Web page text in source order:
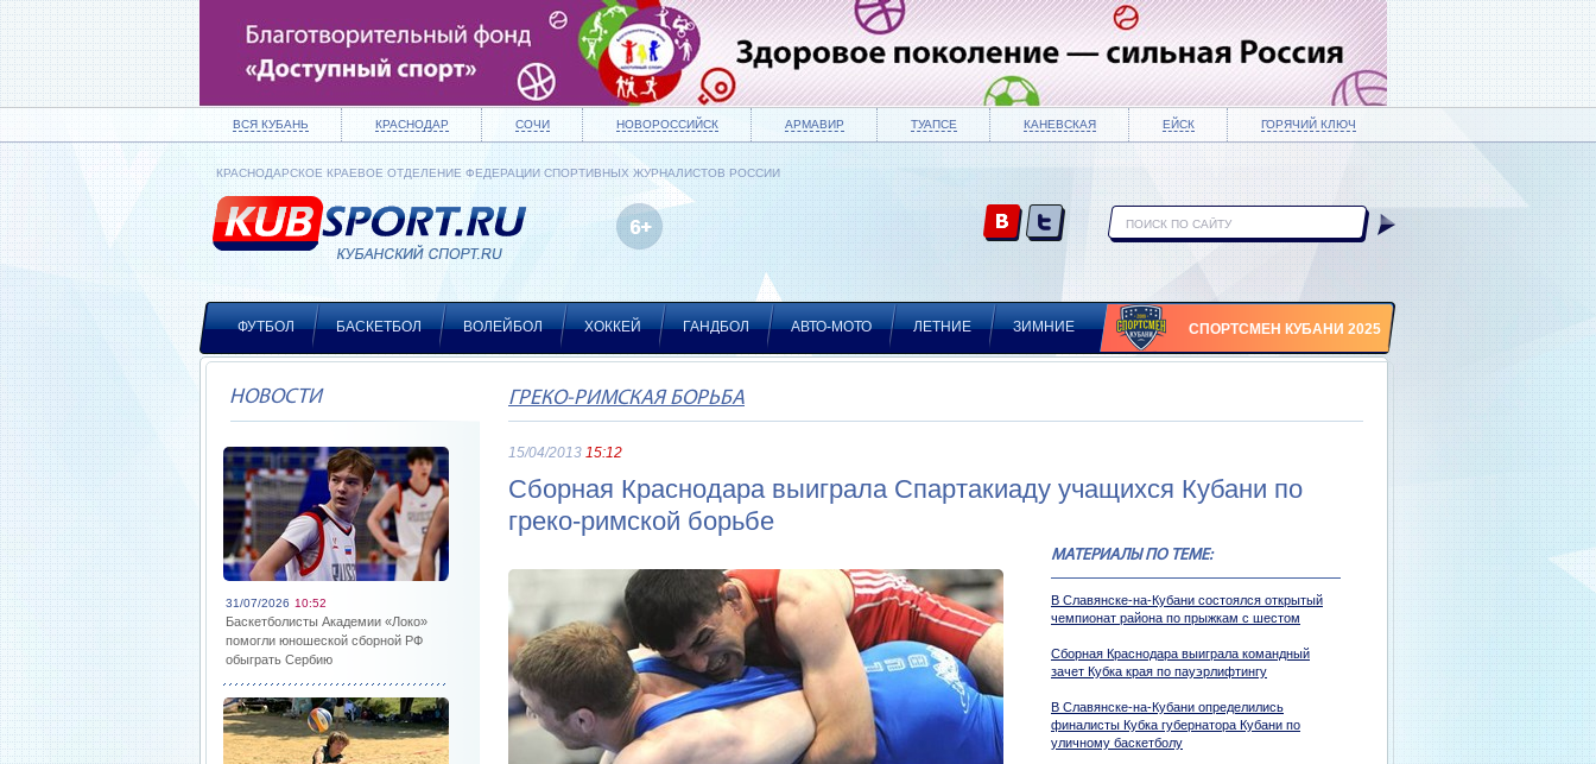
ВСЯ КУБАНЬ КРАСНОДАР СОЧИ НОВОРОССИЙСК АРМАВИР ТУАПСЕ КАНЕВСКАЯ ЕЙСК ГОРЯЧИЙ КЛЮЧ
КРАСНОДАРСКОЕ КРАЕВОЕ ОТДЕЛЕНИЕ ФЕДЕРАЦИИ СПОРТИВНЫХ ЖУРНАЛИСТОВ РОССИИ
ФУТБОЛ БАСКЕТБОЛ ВОЛЕЙБОЛ ХОККЕЙ ГАНДБОЛ АВТО-МОТО ЛЕТНИЕ ЗИМНИЕ СПОРТСМЕН КУБАНИ 2025
НОВОСТИ
31/07/2026 10:52
Баскетболисты Академии «Локо»
помогли юношеской сборной РФ
обыграть Сербию
ГРЕКО-РИМСКАЯ БОРЬБА
15/04/2013 15:12
Сборная Краснодара выиграла Спартакиаду учащихся Кубани по
греко-римской борьбе
МАТЕРИАЛЫ ПО ТЕМЕ:
В Славянске-на-Кубани состоялся открытый
чемпионат района по прыжкам с шестом
Сборная Краснодара выиграла командный
зачет Кубка края по пауэрлифтингу
В Славянске-на-Кубани определились
финалисты Кубка губернатора Кубани по
уличному баскетболу